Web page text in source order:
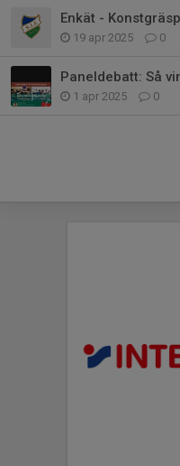
Enkät -
19 apr 2025 0
Paneldebatt: Så
1 apr 2025 0